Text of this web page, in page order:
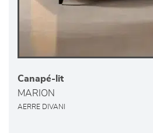
Canapé-lit
MARION
AERRE DIVANI